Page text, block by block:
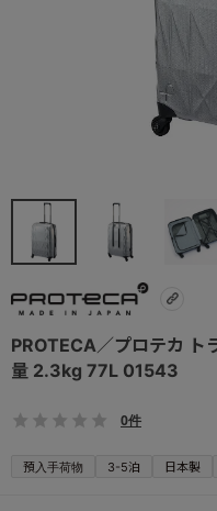
PROTECA／プロテカ ト
量 2.3kg 77L 01543
0件
預入手荷物 3-5泊 日本製